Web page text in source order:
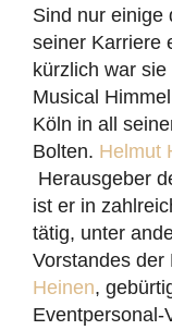
Sind nur einige
seiner Karriere
kürzlich war
Musical
Köln in all
Bolten. Helmut
Herausgeber
ist er in
tätig, unter
Vorstandes der
Heinen,
Eventpersonal-